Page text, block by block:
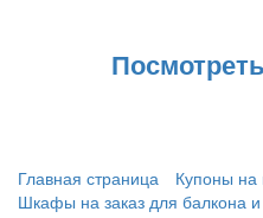
Главная страница Купоны на
Шкафы на заказ для балкона